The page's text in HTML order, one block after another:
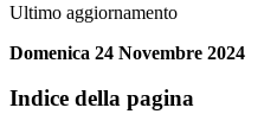
Ultimo aggiornamento
Domenica 24 Novembre 2024
Indice della pagina